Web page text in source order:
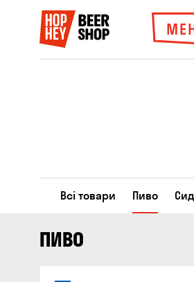
Всі товари Пиво
ПИВО